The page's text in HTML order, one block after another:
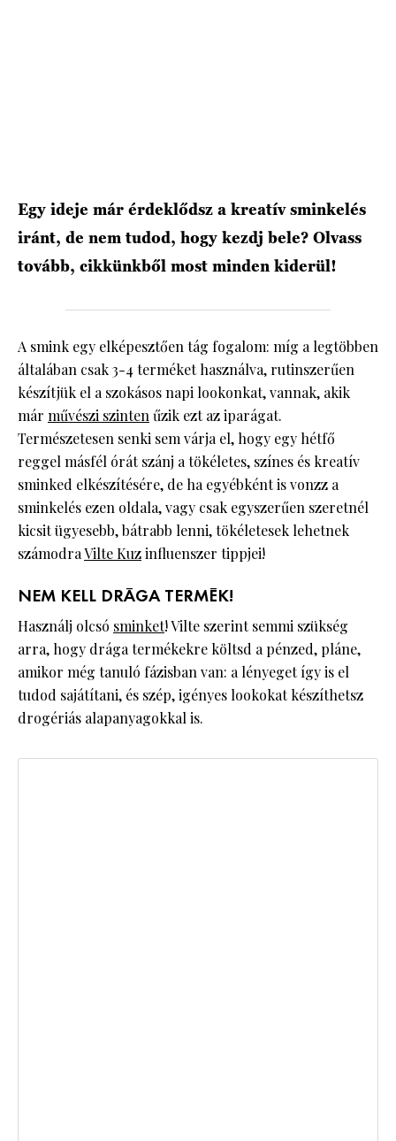
Egy ideje már érdeklődsz a kreatív sminkelés
iránt, de nem tudod, hogy kezdj bele? Olvass
tovább, cikkünkből most minden kiderül!
A smink egy elképesztően tág fogalom: míg a legtöbben
általában csak 3-4 terméket használva, rutinszerűen
készítjük el a szokásos napi lookonkat, vannak, akik
már művészi szintenűzik ezt az iparágat.
Természetesen senki sem várja el, hogy egy hétfő
reggel másfél órát szánj a tökéletes, színes és kreatív
sminked elkészítésére, de ha egyébként is vonzz a
sminkelés ezen oldala, vagy csak egyszerűen szeretnél
kicsit ügyesebb, bátrabb lenni, tökéletesek lehetnek
számodraVilte Kuzinfluenszer tippjei!
NEM KELL DRÁGA TERMÉK!
Használj olcsó sminket! Vilte szerint semmi szükség
arra, hogy drága termékekre költsd a pénzed, pláne,
amikor még tanuló fázisban van: a lényeget így is el
tudod sajátítani, és szép, igényes lookokat készíthetsz
drogériás alapanyagokkal is.